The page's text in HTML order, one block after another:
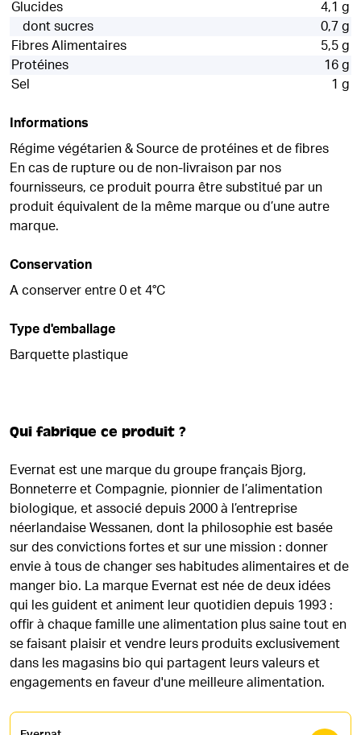
Glucides
4,1 g
dont sucres
0,7 g
Fibres Alimentaires
5,5 g
Protéines
16 g
Sel
1 g
Informations
Régime végétarien & Source de protéines et de fibres
En cas de rupture ou de non-livraison par nos
fournisseurs, ce produit pourra être substitué par un
produit équivalent de la même marque ou d’une autre
marque.
Conservation
A conserver entre 0 et 4°C
Type d'emballage
Barquette plastique
Qui fabrique ce produit ?
Evernat est une marque du groupe français Bjorg,
Bonneterre et Compagnie, pionnier de l’alimentation
biologique, et associé depuis 2000 à l’entreprise
néerlandaise Wessanen, dont la philosophie est basée
sur des convictions fortes et sur une mission : donner
envie à tous de changer ses habitudes alimentaires et de
manger bio. La marque Evernat est née de deux idées
qui les guident et animent leur quotidien depuis 1993 :
offir à chaque famille une alimentation plus saine tout en
se faisant plaisir et vendre leurs produits exclusivement
dans les magasins bio qui partagent leurs valeurs et
engagements en faveur d'une meilleure alimentation.